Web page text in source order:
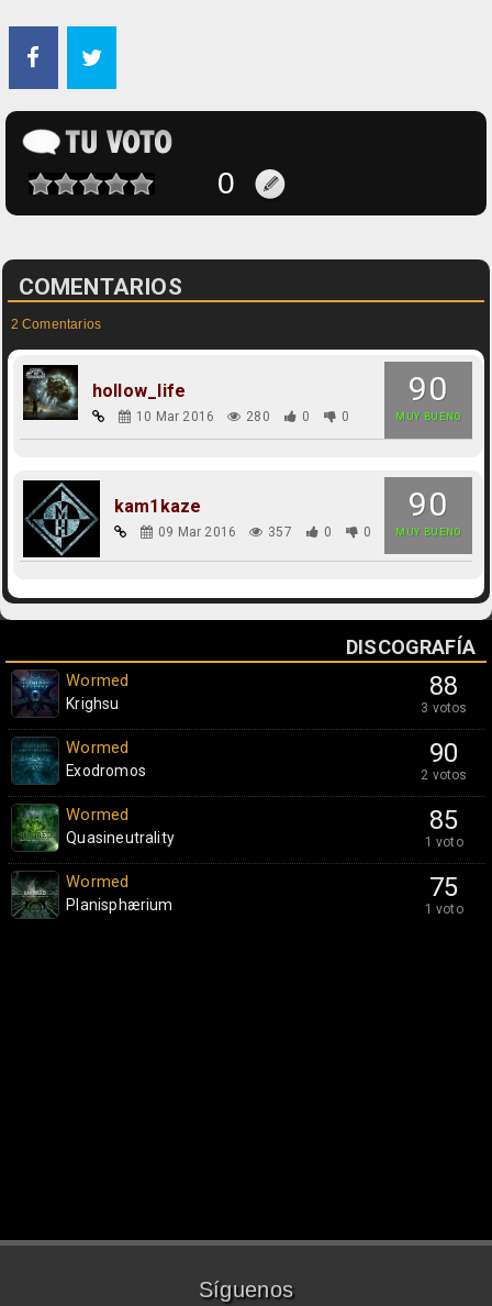
COMENTARIOS
2 Comentarios
90
MUY BUENO
hollow_life
10 Mar 2016 280 0 0
90
MUY BUENO
kam1kaze
09 Mar 2016 357 0 0
DISCOGRAFÍA
88
3 votos
Wormed
Krighsu
90
2 votos
Wormed
Exodromos
85
1 voto
Wormed
Quasineutrality
75
1 voto
Wormed
Planisphærium
Síguenos